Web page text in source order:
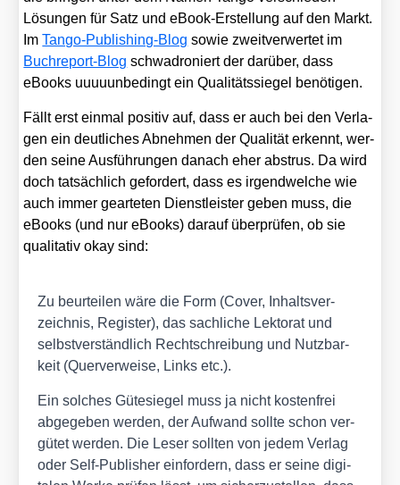
Lösun­gen für Satz und eBook-Erstel­lung auf den Markt.
ImTan­go-Publi­shing-Blog sowie zweit­ver­wer­tet im
Buch­re­port-Blog schwa­dro­niert der dar­über, dass
eBooks uuuuun­be­dingt ein Qua­li­täts­sie­gel benö­ti­gen.
Fällt erst ein­mal posi­tiv auf, dass er auch bei den Ver­la­
gen ein deut­li­ches Abneh­men der Qua­li­tät erkennt, wer­
den sei­ne Aus­füh­run­gen danach eher abstrus. Da wird
doch tat­säch­lich gefor­dert, dass es irgend­wel­che wie
auch immer gear­te­ten Dienst­leis­ter geben muss, die
eBooks (und nur eBooks) dar­auf über­prü­fen, ob sie
qua­li­ta­tiv okay sind:
Zu beur­tei­len wäre die Form (Cover, Inhalts­ver­
zeich­nis, Regis­ter), das sach­li­che Lek­to­rat und
selbst­ver­ständ­lich Recht­schrei­bung und Nutz­bar­
keit (Quer­ver­wei­se, Links etc.).
Ein sol­ches Güte­sie­gel muss ja nicht kos­ten­frei
abge­ge­ben wer­den, der Auf­wand soll­te schon ver­
gü­tet wer­den. Die Leser soll­ten von jedem Ver­lag
oder Self-Publisher ein­for­dern, dass er sei­ne digi­